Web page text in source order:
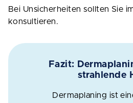
Bei Unsicherheiten sollten Sie
konsultieren.
Fazit:
strahlende
Dermaplaning ist